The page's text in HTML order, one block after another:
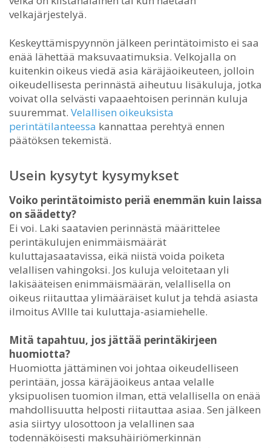
velkajärjestelyä.
Keskeyttämispyynnön jälkeen perintätoimisto ei saa
enää lähettää maksuvaatimuksia. Velkojalla on
kuitenkin oikeus viedä asia käräjäoikeuteen, jolloin
oikeudellisesta perinnästä aiheutuu lisäkuluja, jotka
voivat olla selvästi vapaaehtoisen perinnän kuluja
suuremmat. Velallisen oikeuksista
perintätilanteessa kannattaa perehtyä ennen
päätöksen tekemistä.
Usein kysytyt kysymykset
Voiko perintätoimisto periä enemmän kuin laissa
on säädetty?
Ei voi. Laki saatavien perinnästä määrittelee
perintäkulujen enimmäismäärät
kuluttajasaatavissa, eikä niistä voida poiketa
velallisen vahingoksi. Jos kuluja veloitetaan yli
lakisääteisen enimmäismäärän, velallisella on
oikeus riitauttaa ylimääräiset kulut ja tehdä asiasta
ilmoitus AVIlle tai kuluttaja-asiamiehelle.
Mitä tapahtuu, jos jättää perintäkirjeen
huomiotta?
Huomiotta jättäminen voi johtaa oikeudelliseen
perintään, jossa käräjäoikeus antaa velalle
yksipuolisen tuomion ilman, että velallisella on enää
mahdollisuutta helposti riitauttaa asiaa. Sen jälkeen
asia siirtyy ulosottoon ja velallinen saa
todennäköisesti maksuhäiriömerkinnän